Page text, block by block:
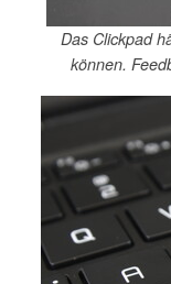
Das Clickpad
können.